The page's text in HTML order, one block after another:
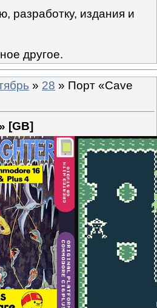
разработку, издания и
другое.
» 28 » Порт «Cave
[GB]